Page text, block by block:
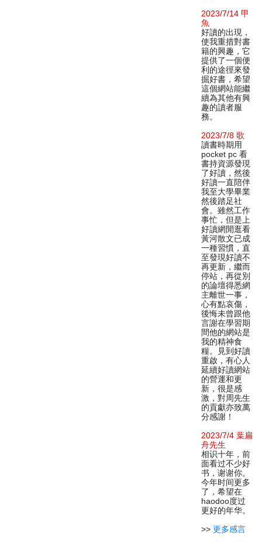
2023/7/14 甲
魚
好讀的出現，
使我重措對書
籍的興趣，它
提供了一個便
利的途徑來發
掘好書，希望
這個網站能繼
續為其他有興
趣的讀者服
務。
2023/7/8 歌
讀書時期用
pocket pc 看
書持資源發現
了好讀，然後
好讀一直陪伴
我至大學畢業
然後踏足社
會。雖然工作
事忙，但是上
好讀網閒逛看
黃河散文已成
一種習慣，直
至發現好讀不
再更新，繼而
停站，再從別
的論壇得悉網
主離世一事，
心有點哀傷，
後悔未曾跟他
言謝在學習期
間他的網站是
我的精神食
糧。見到好讀
重啟，有心人
延續好讀網站
的營運和更
新，很是感
激，對周先生
的貢獻亦致萬
分感謝！
2023/7/4 葉扁
舟先生
相识十年，前
面看过不少好
书，谢谢你。
今年时间更多
了，希望在
haodoo度过
更好的年华。
>> 更多感言